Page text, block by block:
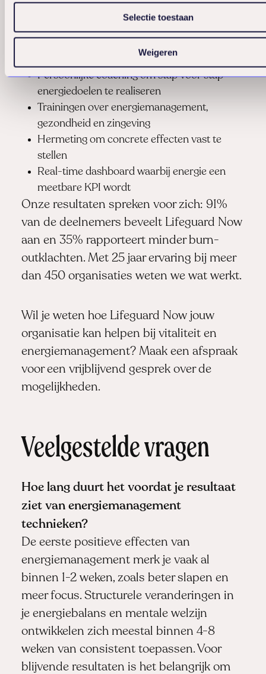
Selectie toestaan
Weigeren
Onze aanpak omvat:
mentale gezondheid meten
Persoonlijke coaching om stap voor stap
energiedoelen te realiseren
Trainingen over energiemanagement,
gezondheid en zingeving
Hermeting om concrete effecten vast te
stellen
Real-time dashboard waarbij energie een
meetbare KPI wordt
Onze resultaten spreken voor zich: 91%
van de deelnemers beveelt Lifeguard Now
aan en 35% rapporteert minder burn-
outklachten. Met 25 jaar ervaring bij meer
dan 450 organisaties weten we wat werkt.
Wil je weten hoe Lifeguard Now jouw
organisatie kan helpen bij vitaliteit en
energiemanagement? Maak een afspraak
voor een vrijblijvend gesprek over de
mogelijkheden.
Veelgestelde vragen
Hoe lang duurt het voordat je resultaat
ziet van energiemanagement
technieken?
De eerste positieve effecten van
energiemanagement merk je vaak al
binnen 1-2 weken, zoals beter slapen en
meer focus. Structurele veranderingen in
je energiebalans en mentale welzijn
ontwikkelen zich meestal binnen 4-8
weken van consistent toepassen. Voor
blijvende resultaten is het belangrijk om